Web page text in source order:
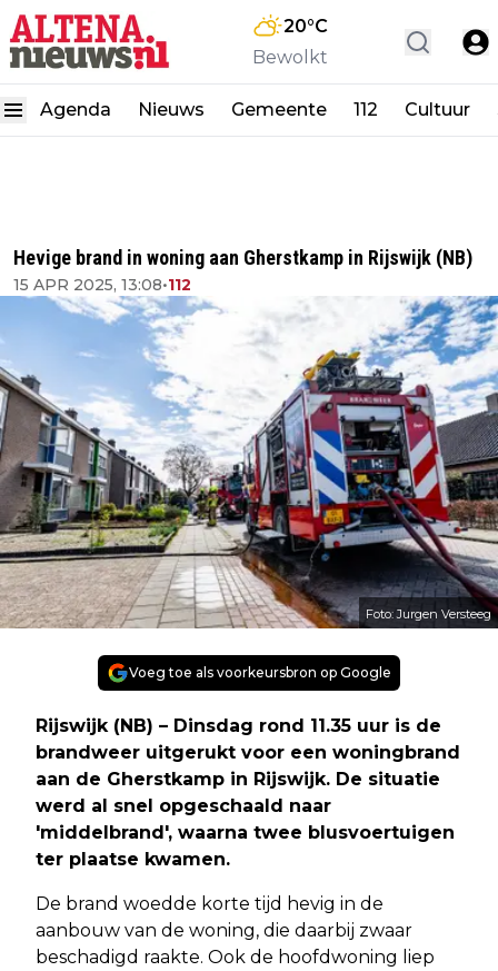
20°C
Bewolkt
Agenda Nieuws Gemeente 112 Cultuur
Hevige brand in woning aan Gherstkamp in Rijswijk (NB)
15 APR 2025, 13:08•112
Foto: Jurgen Versteeg
Voeg toe als voorkeursbron op Google
Rijswijk (NB) – Dinsdag rond 11.35 uur is de
brandweer uitgerukt voor een woningbrand
aan de Gherstkamp in Rijswijk. De situatie
werd al snel opgeschaald naar
'middelbrand', waarna twee blusvoertuigen
ter plaatse kwamen.
De brand woedde korte tijd hevig in de
aanbouw van de woning, die daarbij zwaar
beschadigd raakte. Ook de hoofdwoning liep